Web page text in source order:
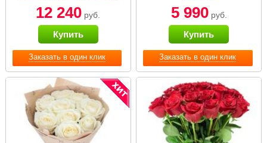
Заказать в один клик
12 240 руб.
Купить
Заказать в один клик
5 990руб.
Купить